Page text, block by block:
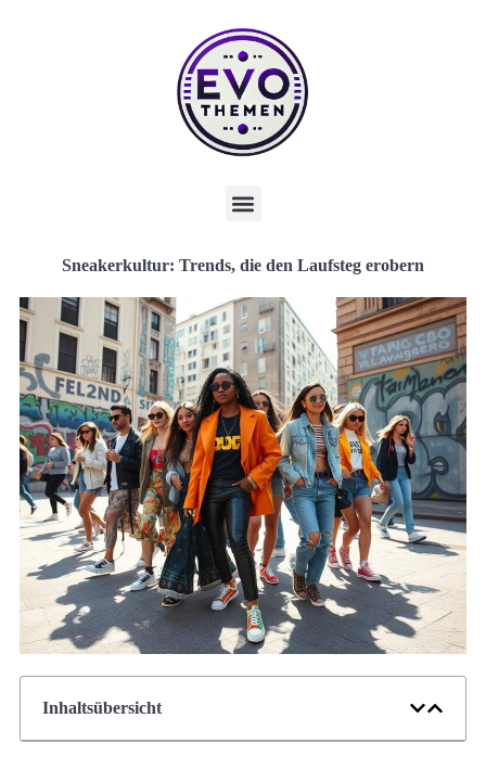
Sneakerkultur: Trends, die den Laufsteg erobern
Inhaltsübersicht